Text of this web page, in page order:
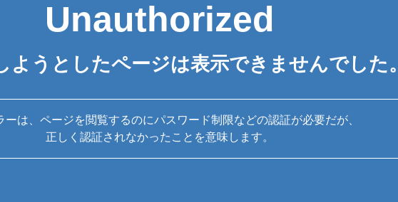
Unauthorized
ようとしたページは表示できませんでした。
ーは、ページを閲覧するのにパスワード制限などの認証が必要だが、
正しく認証されなかったことを意味します。